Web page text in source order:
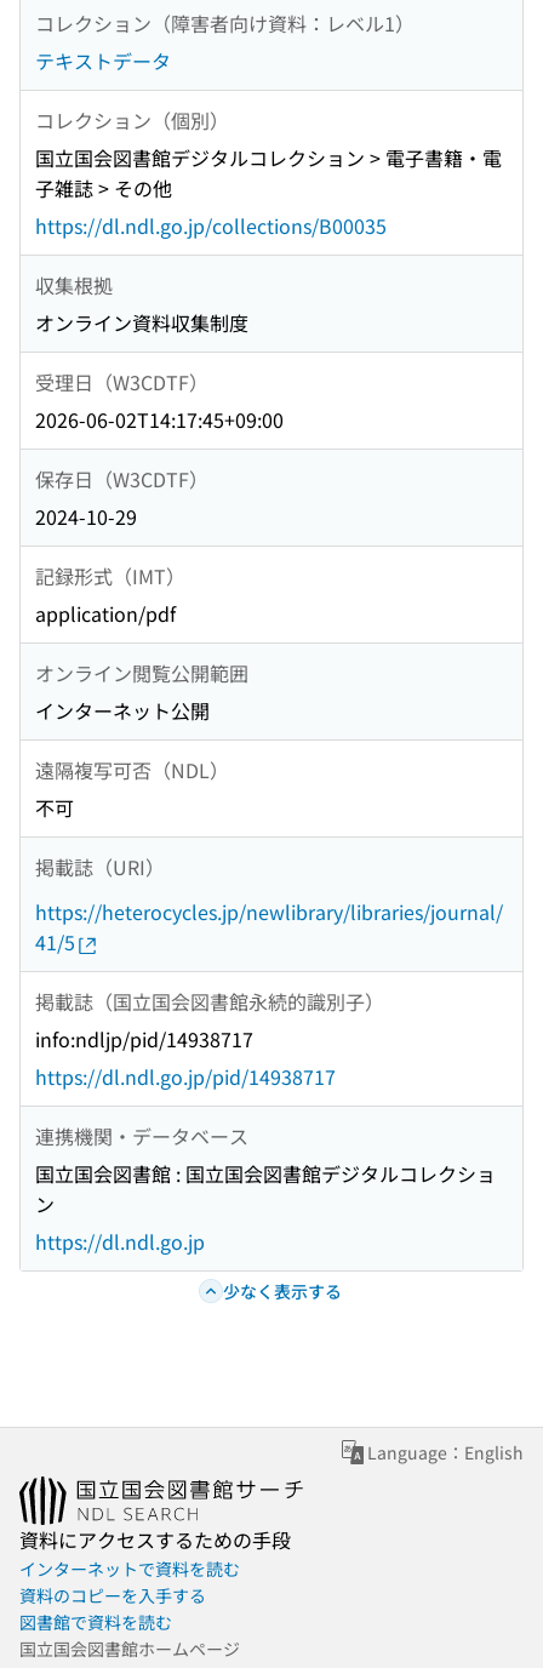
コレクション（障害者向け資料：レベル1）
テキストデータ
コレクション（個別）
国立国会図書館デジタルコレクション > 電子書籍・電
子雑誌 > その他
https://dl.ndl.go.jp/collections/B00035
収集根拠
オンライン資料収集制度
受理日（W3CDTF）
2026-06-02T14:17:45+09:00
保存日（W3CDTF）
2024-10-29
記録形式（IMT）
application/pdf
オンライン閲覧公開範囲
インターネット公開
遠隔複写可否（NDL）
不可
掲載誌（URI）
https://heterocycles.jp/newlibrary/libraries/journal/
41/5
掲載誌（国立国会図書館永続的識別子）
info:ndljp/pid/14938717
https://dl.ndl.go.jp/pid/14938717
連携機関・データベース
国立国会図書館 : 国立国会図書館デジタルコレクショ
ン
https://dl.ndl.go.jp
少なく表示する
Language：English
資料にアクセスするための手段
インターネットで資料を読む
資料のコピーを入手する
図書館で資料を読む
国立国会図書館ホームページ